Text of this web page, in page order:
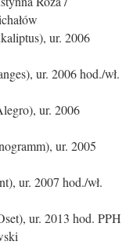
ur. 2006
ur. 2006 hod./wł.
ur. 2006
ur. 2005
ur. 2007 hod./wł.
ur. 2013 hod. PPH